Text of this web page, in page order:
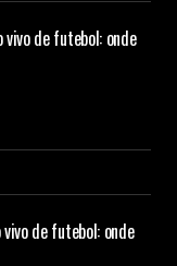
de futebol: onde
de futebol: onde